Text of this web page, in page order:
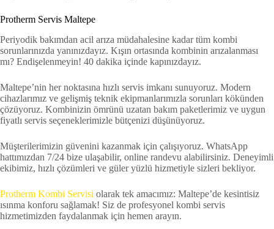
Protherm Servis Maltepe
Periyodik bakımdan acil arıza müdahalesine kadar tüm kombi
sorunlarınızda yanınızdayız. Kışın ortasında kombinin arızalanması
mı? Endişelenmeyin! 40 dakika içinde kapınızdayız.
Maltepe’nin her noktasına hızlı servis imkanı sunuyoruz. Modern
cihazlarımız ve gelişmiş teknik ekipmanlarımızla sorunları kökünden
çözüyoruz. Kombinizin ömrünü uzatan bakım paketlerimiz ve uygun
fiyatlı servis seçeneklerimizle bütçenizi düşünüyoruz.
Müşterilerimizin güvenini kazanmak için çalışıyoruz. WhatsApp
hattımızdan 7/24 bize ulaşabilir, online randevu alabilirsiniz. Deneyimli
ekibimiz, hızlı çözümleri ve güler yüzlü hizmetiyle sizleri bekliyor.
Protherm Kombi Servisi olarak tek amacımız: Maltepe’de kesintisiz
ısınma konforu sağlamak! Siz de profesyonel kombi servis
hizmetimizden faydalanmak için hemen arayın.